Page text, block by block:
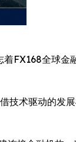
FX168全球金
技术驱动的发